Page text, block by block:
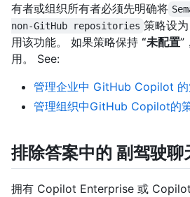
有者或组织所有者必须先明确将
non-GitHub repositories 策略设
用该功能。 如果策略保持 “未配置”
用。 See:
管理企业中 GitHub Copilot 的
管理组织中GitHub Copilot的
排除答案中的 副驾驶聊
拥有 Copilot Enterprise 或